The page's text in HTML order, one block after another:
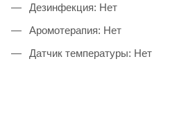
Дезинфекция: Нет
Аромотерапия: Нет
Датчик температуры: Нет